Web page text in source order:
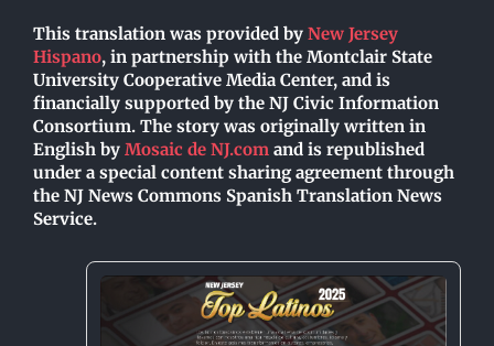
This translation was provided by New Jersey
Hispano, in partnership with the Montclair State
University Cooperative Media Center, and is
financially supported by the NJ Civic Information
Consortium. The story was originally written in
English by Mosaic de NJ.com and is republished
under a special content sharing agreement through
the NJ News Commons Spanish Translation News
Service.